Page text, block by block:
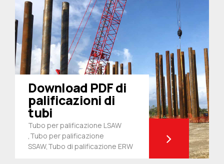
Download PDF di
palificazioni di
tubi
Tubo per palificazione LSAW
,Tubo per palificazione
SSAW,Tubo di palificazione ERW